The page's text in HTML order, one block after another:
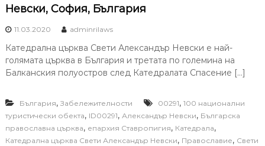
Невски, София, България
11.03.2020 adminrilaws
Катедрална църква Свети Александър Невски е най-
голямата църква в България и третата по големина на
Балканския полуостров след Катедралата Спасение […]
България, Забележителности 00291, 100 национални
туристически обекта, ID00291, Александър Невски, Българска
православна църква, епархия Ставропигия, Катедрала,
Катедрална църква Свети Александър Невски, Православие, Свети